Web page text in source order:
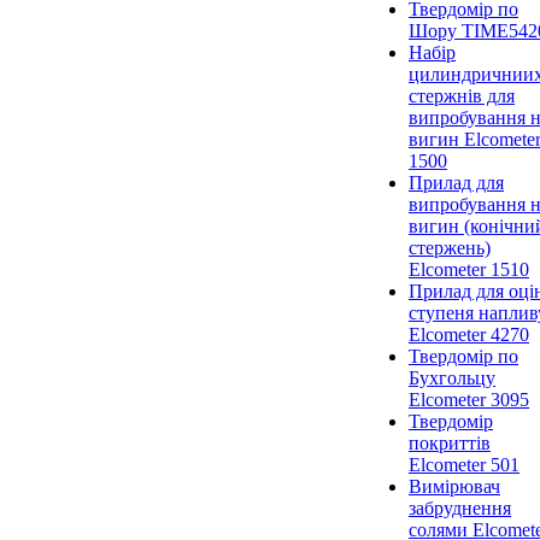
Твердомір по
Шору
Набір
стержнів для
випробування
вигин Elcometer
1500
Прилад для
випробування
вигин
стержень)
Elcometer 1510
Прилад для
ступеня
Elcometer 4270
Твердомір по
Бухгольцу
Elcometer 3095
Твердомір
покриттів
Elcometer 501
Вимірювач
забруднення
солями